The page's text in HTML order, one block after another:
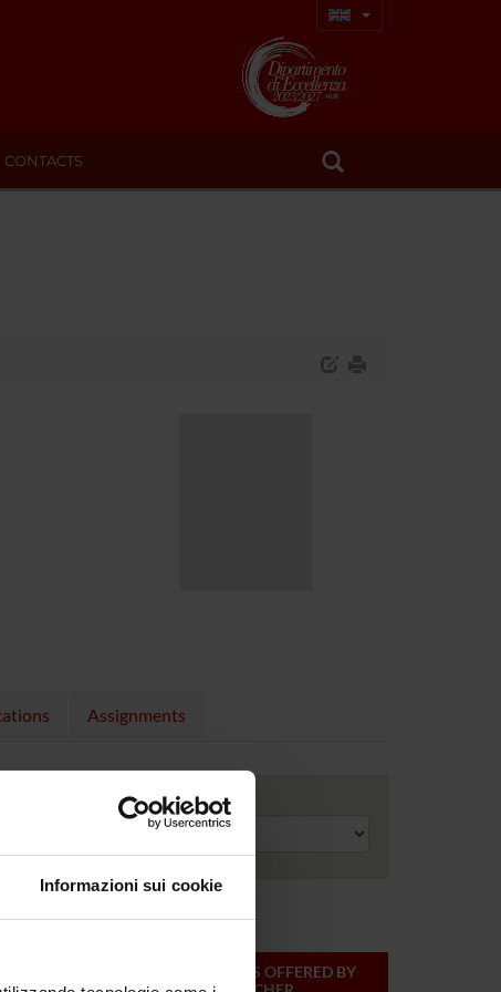
Informazioni sui cookie
CONTACTS
Assignments
Academic year
MODULES OFFERED BY